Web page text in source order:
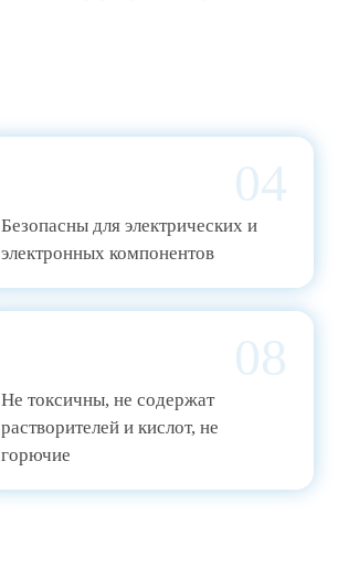
04
Безопасны для электрических и
электронных компонентов
08
Не токсичны, не содержат
растворителей и кислот, не
горючие